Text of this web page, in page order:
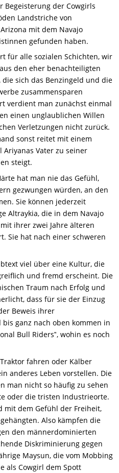
Begeisterung der Cowgirls
Landstrichevon
mit dem Navajo
gefunden haben.
für alle sozialen Schichten, wir
den eher benachteiligten
sich das Benzingeld und die
zusammensparen
verdient man zunächst einmal
einen unglaublichen Willen
Verletzungen nicht zurück.
sonst reitet mit einem
Ariyanas Vater zu seiner
steigt.
hat man nie das Gefühl,
gezwungen würden, an den
Sie können jederzeit
Altraykia, die in dem Navajo
mit ihrerzwei Jahreälteren
Sie hat nach einer schweren
viel über eine Kultur, die
und fremd erscheint. Die
Traum nach Erfolg und
, dass für sie der Einzug
Beweis ihrer
ganz nach oben kommen in
Bull Riders‟, wohin es noch
fahren oder Kälber
anderes Leben vorstellen. Die
man nicht so häufig zu sehen
oder die tristen Industrieorte.
mit dem Gefühl der Freiheit,
Also kämpfen die
den männerdominierten
Diskriminierung gegen
Maysun, die vom Mobbing
als Cowgirl dem Spott